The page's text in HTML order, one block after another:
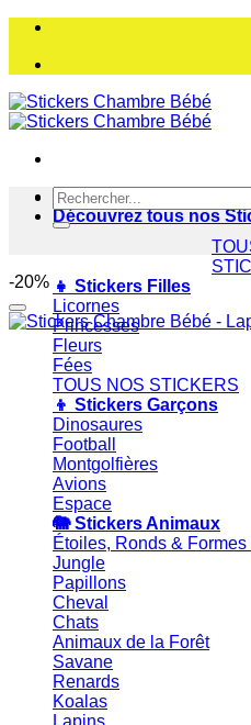
Passer
contenu
Accueil
Découvrez tous nos
👧 Stickers Filles
Licornes
Princesses
Fleurs
Fées
TOUS NOS STICKERS
👦 Stickers Garçons
Dinosaures
Football
Montgolfières
Avions
Espace
🐘 Stickers Animaux
Étoiles, Ronds & Formes
Jungle
Papillons
Cheval
Chats
Animaux de la Forêt
Savane
Renards
Koalas
Lapins
Recherche
pour :
-20%